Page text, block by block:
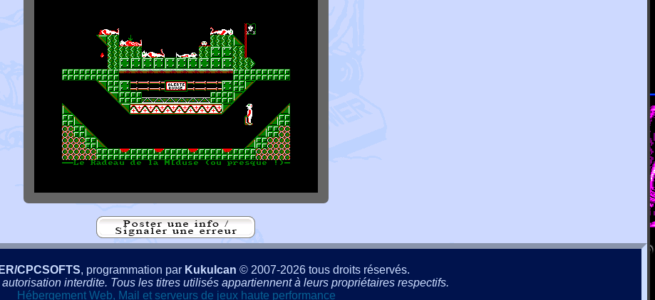
CPCSOFTS, programmation par Kukulcan © 2007-2026 tous droits réservés.
interdite. Tous les titres utilisés appartiennent à leurs propriétaires respectifs.
Hébergement Web, Mail et serveurs de jeux haute performance